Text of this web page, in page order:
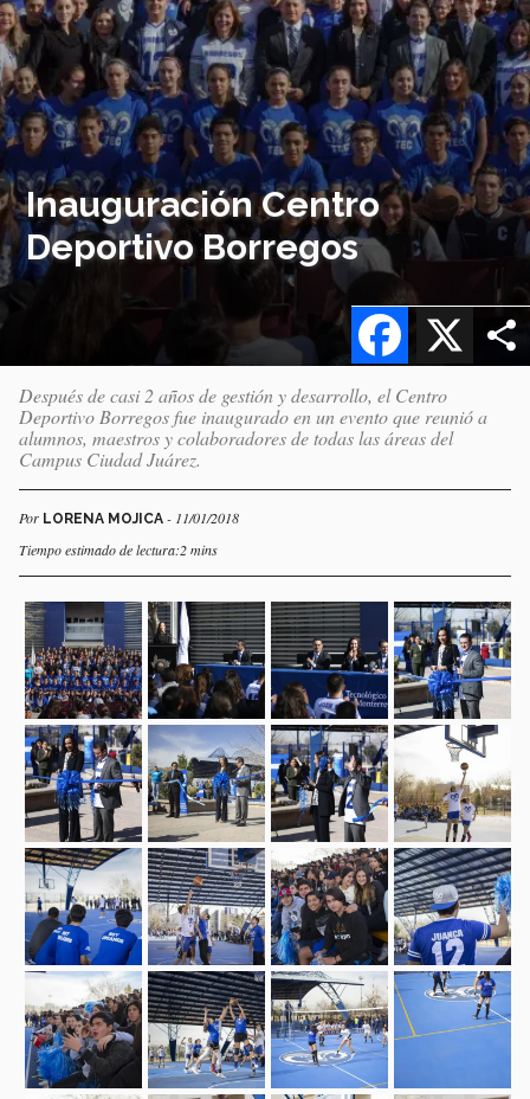
Inauguración Centro
Deportivo Borregos
X
Facebook
Después de casi 2 años de gestión y desarrollo, el Centro
Deportivo Borregos fue inaugurado en un evento que reunió a
alumnos, maestros y colaboradores de todas las áreas del
Campus Ciudad Juárez.
Por LORENA MOJICA - 11/01/2018
Tiempo estimado de lectura:2 mins